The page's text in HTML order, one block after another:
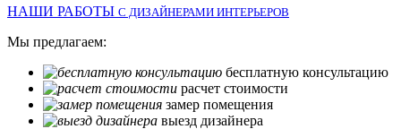
НАШИ РАБОТЫ С ДИЗАЙНЕРАМИ ИНТЕРЬЕРОВ
Мы предлагаем:
бесплатную консультацию
расчет стоимости
замер помещения
выезд дизайнера